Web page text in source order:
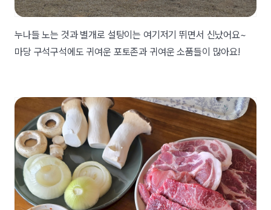
누나들 노는 것과 별개로 설탕이는 여기저기 뛰면서 신났어요~
마당 구석구석에도 귀여운 포토존과 귀여운 소품들이 많아요!